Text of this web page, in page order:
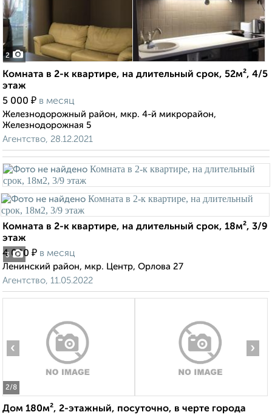
2
Комната в 2-к квартире, на длительный срок, 52м², 4/5
этаж
5 000 ₽ в месяц
Железнодорожный район, мкр. 4-й микрорайон,
Железнодорожная 5
Агентство, 28.12.2021
3
Комната в 2-к квартире, на длительный срок, 18м², 3/9
этаж
4 000 ₽ в месяц
Ленинский район, мкр. Центр, Орлова 27
Агентство, 11.05.2022
2/8
‹ ›
Дом 180м², 2-этажный, посуточно, в черте города